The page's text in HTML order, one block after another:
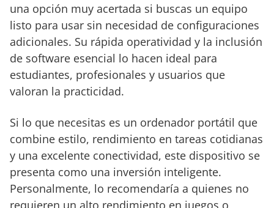
una opción muy acertada si buscas un equipo
listo para usar sin necesidad de configuraciones
adicionales. Su rápida operatividad y la inclusión
de software esencial lo hacen ideal para
estudiantes, profesionales y usuarios que
valoran la practicidad.
Si lo que necesitas es un ordenador portátil que
combine estilo, rendimiento en tareas cotidianas
y una excelente conectividad, este dispositivo se
presenta como una inversión inteligente.
Personalmente, lo recomendaría a quienes no
requieren un alto rendimiento en juegos o